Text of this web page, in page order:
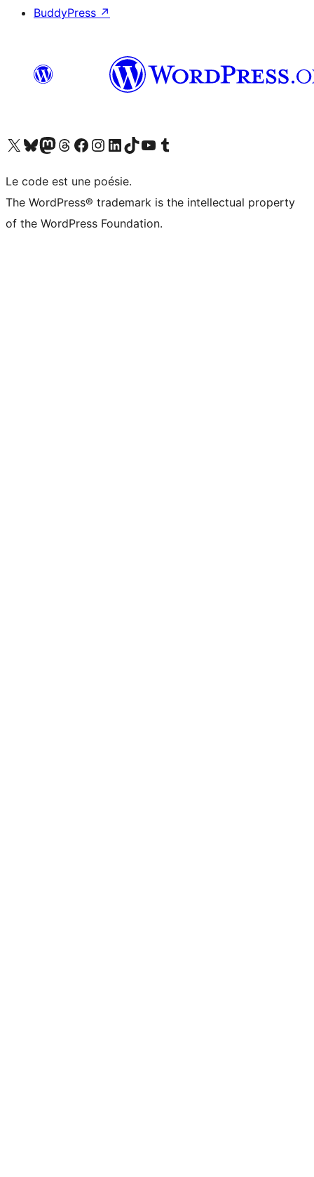
BuddyPress ↗
Visit our X (formerly Twitter) account
Visitez notre compte Bluesky
Visit our Mastodon account
Visitez notre compte Threads
Visit our Facebook page
Visit our Instagram account
Visit our LinkedIn account
Visitez notre compte TikTok
Visit our YouTube channel
Visitez notre compte Tumblr
Le code est une poésie.
The WordPress® trademark is the intellectual property
of the WordPress Foundation.